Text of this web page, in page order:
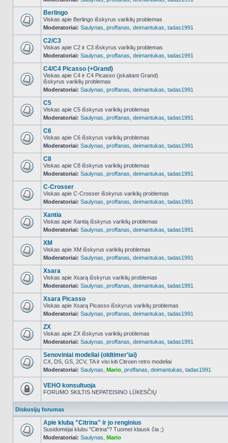
NO_UNREAD_POSTS
NO_UNREAD_POSTS
Berlingo
Viskas apie Berlingo išskyrus variklių problemas
Moderatoriai: Saulynas proffanas deimantukas tadas1991
NO_UNREAD_POSTS
C2/C3
Viskas apie C2 ir C3 išskyrus variklių problemas
Moderatoriai: Saulynas proffanas deimantukas tadas1991
NO_UNREAD_POSTS
C4/C4 Picasso (+Grand)
Viskas apie C4 ir C4 Picasso (įskaitant Grand)
išskyrus variklių problemas
Moderatoriai: Saulynas proffanas deimantukas tadas1991
NO_UNREAD_POSTS
C5
Viskas apie C5 išskyrus variklių problemas
Moderatoriai: Saulynas proffanas deimantukas tadas1991
NO_UNREAD_POSTS
C6
Viskas apie C6 išskyrus variklių problemas
Moderatoriai: Saulynas proffanas deimantukas tadas1991
NO_UNREAD_POSTS
C8
Viskas apie C8 išskyrus variklių problemas
Moderatoriai: Saulynas proffanas deimantukas tadas1991
NO_UNREAD_POSTS
C-Crosser
Viskas apie C-Crosser išskyrus variklių problemas
Moderatoriai: Saulynas proffanas deimantukas tadas1991
NO_UNREAD_POSTS
Xantia
Viskas apie Xantią išskyrus variklių problemas
Moderatoriai: Saulynas proffanas deimantukas tadas1991
NO_UNREAD_POSTS
XM
Viskas apie XM išskyrus variklių problemas
Moderatoriai: Saulynas proffanas deimantukas tadas1991
NO_UNREAD_POSTS
Xsara
Viskas apie Xsarą išskyrus variklių problemas
Moderatoriai: Saulynas proffanas deimantukas tadas1991
NO_UNREAD_POSTS
Xsara Picasso
Viskas apie Xsarą Picasso išskyrus variklių problemas
Moderatoriai: Saulynas proffanas deimantukas tadas1991
NO_UNREAD_POSTS
ZX
Viskas apie ZX išskyrus variklių problemas
Moderatoriai: Saulynas proffanas deimantukas tadas1991
NO_UNREAD_POSTS
Senoviniai modeliai (oldtimer'iai)
CX, DS, GS, 2CV, TA ir visi kiti Citroen retro modeliai
Moderatoriai: Saulynas Mario proffanas deimantukas tadas1991
užrakintas
VEHO konsultuoja
FORUMO SKILTIS NEPATEISINO LŪKESČIŲ
Diskusijų forumas
NO_UNREAD_POSTS
Apie klubą "Citrina" ir jo renginius
Susidomėjai klubu "Citrina"? Tuomet klausk čia ;)
Moderatoriai: Saulynas Mario